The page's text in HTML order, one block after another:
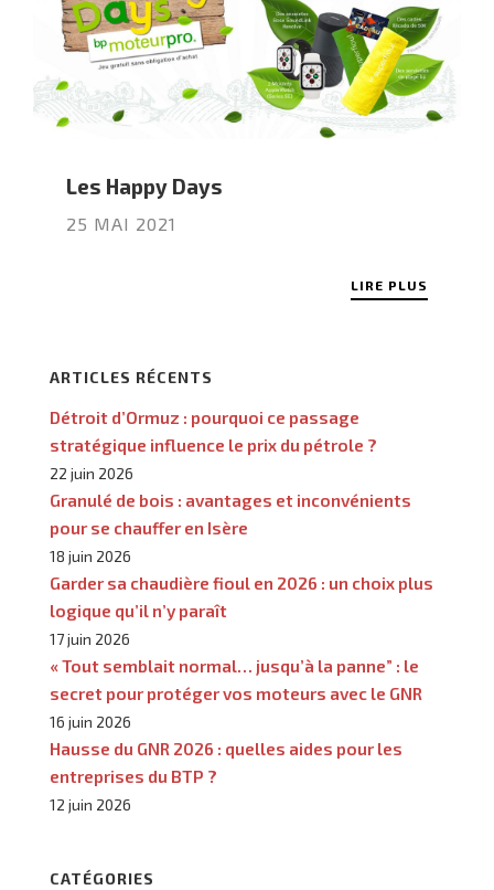
Les Happy Days
25 MAI 2021
LIRE PLUS
ARTICLES RÉCENTS
Détroit d’Ormuz : pourquoi ce passage
stratégique influence le prix du pétrole ?
22 juin 2026
Granulé de bois : avantages et inconvénients
pour se chauffer en Isère
18 juin 2026
Garder sa chaudière fioul en 2026 : un choix plus
logique qu’il n’y paraît
17 juin 2026
« Tout semblait normal… jusqu’à la panne” : le
secret pour protéger vos moteurs avec le GNR
16 juin 2026
Hausse du GNR 2026 : quelles aides pour les
entreprises du BTP ?
12 juin 2026
CATÉGORIES